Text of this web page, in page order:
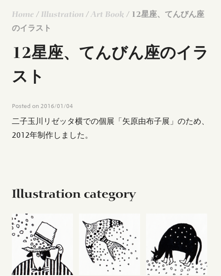
Home / Illustration / Art Book / 12星座、てんびん座
のイラスト
12星座、てんびん座のイラ
スト
Posted on 2016/01/04
二子玉川リゼッタ横での個展「矢原由布子展」のため、
2012年制作しました。
Illustration category